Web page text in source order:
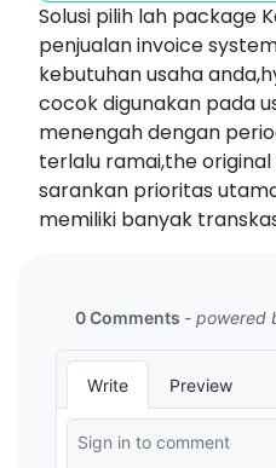
Solusi pilih lah package
penjualan invoice
kebutuhan usaha
cocok digunakan pada
menengah dengan
terlalu ramai,the
sarankan prioritas
memiliki banyak